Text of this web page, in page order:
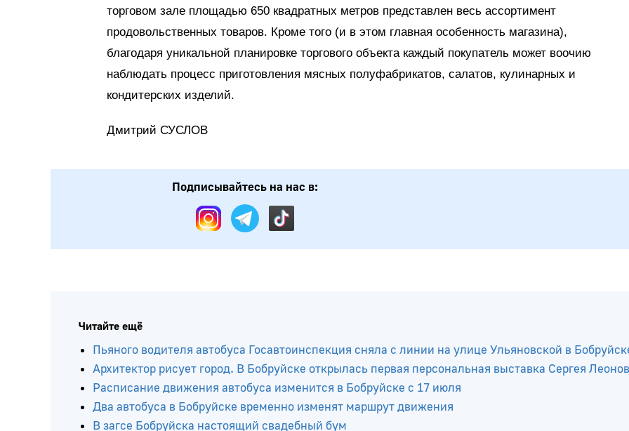
торговом зале площадью 650 квадратных метров представлен весь ассортимент
продовольственных товаров. Кроме того (и в этом главная особенность магазина),
благодаря уникальной планировке торгового объекта каждый покупатель может воочию
наблюдать процесс приготовления мясных полуфабрикатов, салатов, кулинарных и
кондитерских изделий.
Дмитрий СУСЛОВ
Подписывайтесь на нас в:
Читайте ещё
Пьяного водителя автобуса Госавтоинспекция сняла с линии на улице Ульяновской в
Архитектор рисует город. В Бобруйске открылась первая персональная выставка Сергея